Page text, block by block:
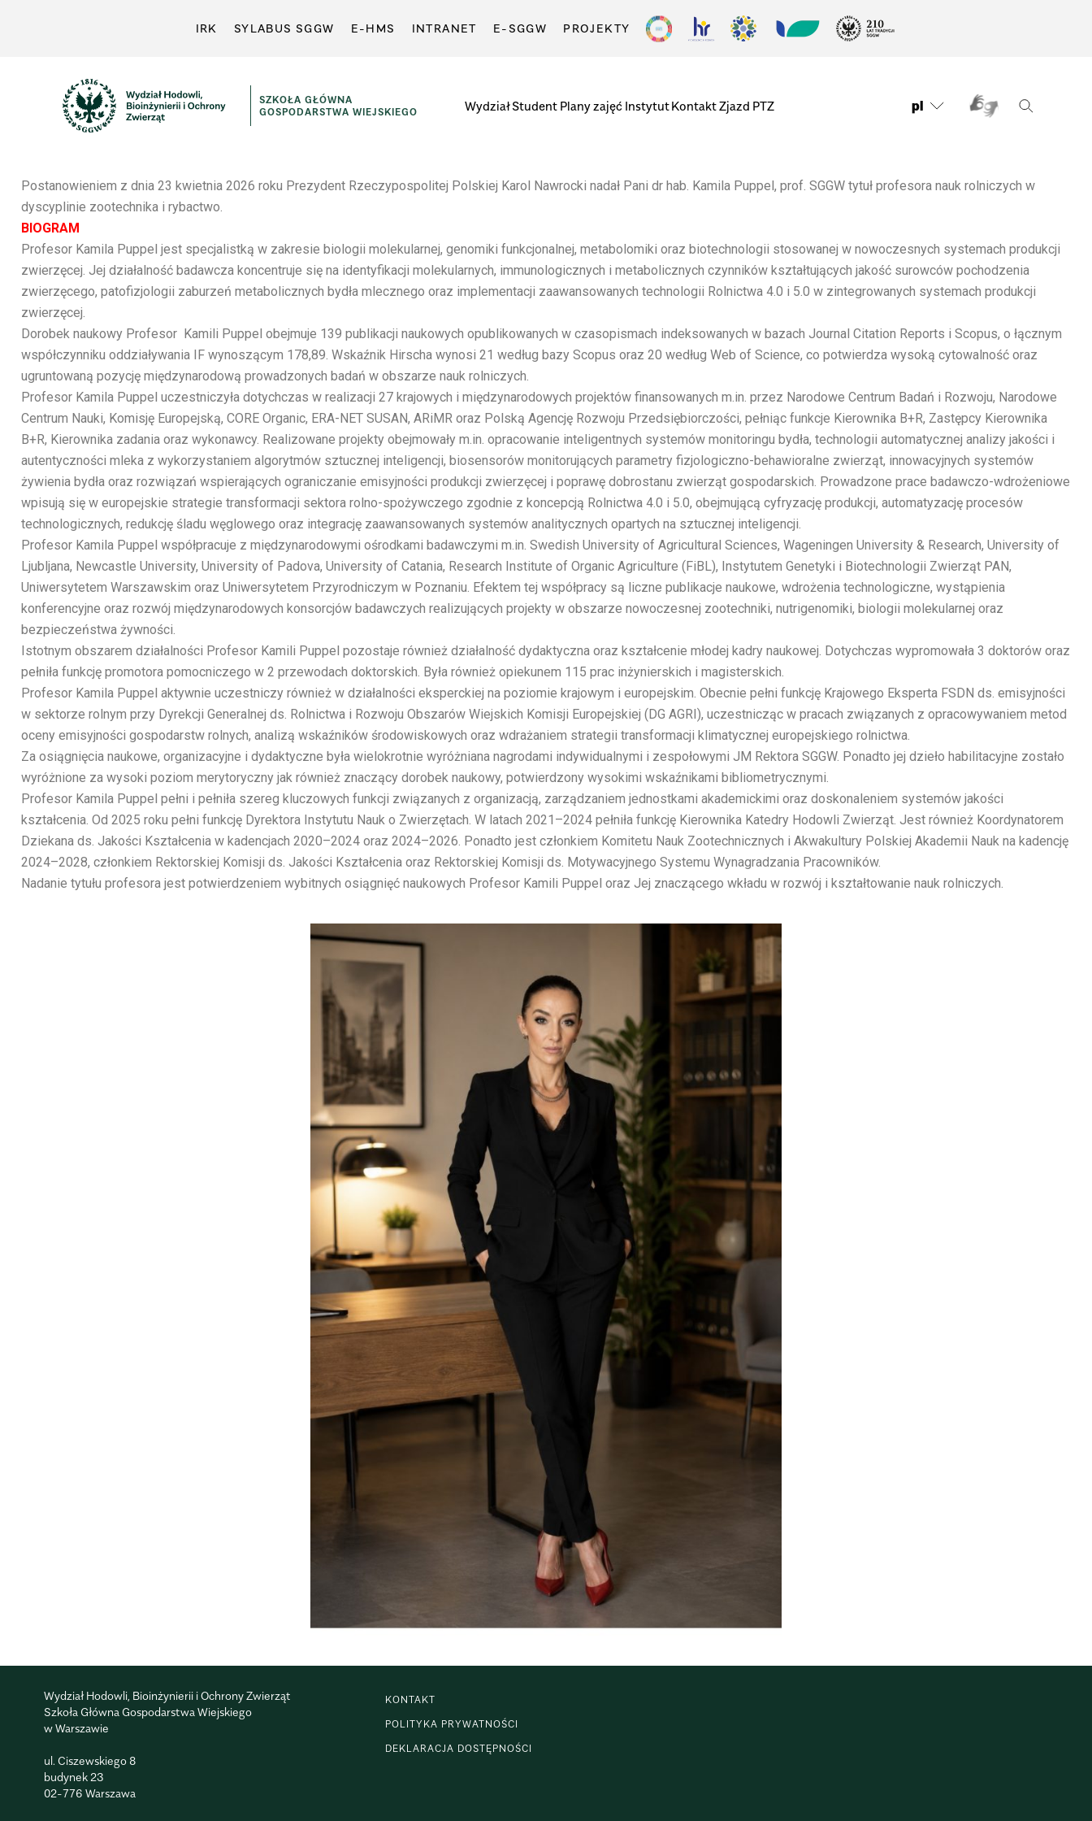
IRK SYLABUS SGGW E-HMS INTRANET E-SGGW PROJEKTY
SZKOŁA GŁÓWNA
GOSPODARSTWA WIEJSKIEGO
WydziałStudent Plany zajęć InstytutKontaktZjazd PTZ pl
Postanowieniem z dnia 23 kwietnia 2026 roku Prezydent Rzeczypospolitej Polskiej Karol Nawrocki nadał Pani dr hab. Kamila Puppel, prof. SGGW tytuł profesora nauk rolniczych w
dyscyplinie zootechnika i rybactwo.
BIOGRAM
Profesor Kamila Puppel jest specjalistką w zakresie biologii molekularnej, genomiki funkcjonalnej, metabolomiki oraz biotechnologii stosowanej w nowoczesnych systemach produkcji
zwierzęcej. Jej działalność badawcza koncentruje się na identyfikacji molekularnych, immunologicznych i metabolicznych czynników kształtujących jakość surowców pochodzenia
zwierzęcego, patofizjologii zaburzeń metabolicznych bydła mlecznego oraz implementacji zaawansowanych technologii Rolnictwa 4.0 i 5.0 w zintegrowanych systemach produkcji
zwierzęcej.
Dorobek naukowy Profesor Kamili Puppel obejmuje 139 publikacji naukowych opublikowanych w czasopismach indeksowanych w bazach Journal Citation Reports i Scopus, o łącznym
współczynniku oddziaływania IF wynoszącym 178,89. Wskaźnik Hirscha wynosi 21 według bazy Scopus oraz 20 według Web of Science, co potwierdza wysoką cytowalność oraz
ugruntowaną pozycję międzynarodową prowadzonych badań w obszarze nauk rolniczych.
Profesor Kamila Puppel uczestniczyła dotychczas w realizacji 27 krajowych i międzynarodowych projektów finansowanych m.in. przez Narodowe Centrum Badań i Rozwoju, Narodowe
Centrum Nauki, Komisję Europejską, CORE Organic, ERA-NET SUSAN, ARiMR oraz Polską Agencję Rozwoju Przedsiębiorczości, pełniąc funkcje Kierownika B+R, Zastępcy Kierownika
B+R, Kierownika zadania oraz wykonawcy. Realizowane projekty obejmowały m.in. opracowanie inteligentnych systemów monitoringu bydła, technologii automatycznej analizy jakości i
autentyczności mleka z wykorzystaniem algorytmów sztucznej inteligencji, biosensorów monitorujących parametry fizjologiczno-behawioralne zwierząt, innowacyjnych systemów
żywienia bydła oraz rozwiązań wspierających ograniczanie emisyjności produkcji zwierzęcej i poprawę dobrostanu zwierząt gospodarskich. Prowadzone prace badawczo-wdrożeniowe
wpisują się w europejskie strategie transformacji sektora rolno-spożywczego zgodnie z koncepcją Rolnictwa 4.0 i 5.0, obejmującą cyfryzację produkcji, automatyzację procesów
technologicznych, redukcję śladu węglowego oraz integrację zaawansowanych systemów analitycznych opartych na sztucznej inteligencji.
Profesor Kamila Puppel współpracuje z międzynarodowymi ośrodkami badawczymi m.in. Swedish University of Agricultural Sciences, Wageningen University & Research, University of
Ljubljana, Newcastle University, University of Padova, University of Catania, Research Institute of Organic Agriculture (FiBL), Instytutem Genetyki i Biotechnologii Zwierząt PAN,
Uniwersytetem Warszawskim oraz Uniwersytetem Przyrodniczym w Poznaniu. Efektem tej współpracy są liczne publikacje naukowe, wdrożenia technologiczne, wystąpienia
konferencyjne oraz rozwój międzynarodowych konsorcjów badawczych realizujących projekty w obszarze nowoczesnej zootechniki, nutrigenomiki, biologii molekularnej oraz
bezpieczeństwa żywności.
Istotnym obszarem działalności Profesor Kamili Puppel pozostaje również działalność dydaktyczna oraz kształcenie młodej kadry naukowej. Dotychczas wypromowała 3 doktorów oraz
pełniła funkcję promotora pomocniczego w 2 przewodach doktorskich. Była również opiekunem 115 prac inżynierskich i magisterskich.
Profesor Kamila Puppel aktywnie uczestniczy również w działalności eksperckiej na poziomie krajowym i europejskim. Obecnie pełni funkcję Krajowego Eksperta FSDN ds. emisyjności
w sektorze rolnym przy Dyrekcji Generalnej ds. Rolnictwa i Rozwoju Obszarów Wiejskich Komisji Europejskiej (DG AGRI), uczestnicząc w pracach związanych z opracowywaniem metod
oceny emisyjności gospodarstw rolnych, analizą wskaźników środowiskowych oraz wdrażaniem strategii transformacji klimatycznej europejskiego rolnictwa.
Za osiągnięcia naukowe, organizacyjne i dydaktyczne była wielokrotnie wyróżniana nagrodami indywidualnymi i zespołowymi JM Rektora SGGW. Ponadto jej dzieło habilitacyjne zostało
wyróżnione za wysoki poziom merytoryczny jak również znaczący dorobek naukowy, potwierdzony wysokimi wskaźnikami bibliometrycznymi.
Profesor Kamila Puppel pełni i pełniła szereg kluczowych funkcji związanych z organizacją, zarządzaniem jednostkami akademickimi oraz doskonaleniem systemów jakości
kształcenia. Od 2025 roku pełni funkcję Dyrektora Instytutu Nauk o Zwierzętach. W latach 2021–2024 pełniła funkcję Kierownika Katedry Hodowli Zwierząt. Jest również Koordynatorem
Dziekana ds. Jakości Kształcenia w kadencjach 2020–2024 oraz 2024–2026. Ponadto jest członkiem Komitetu Nauk Zootechnicznych i Akwakultury Polskiej Akademii Nauk na kadencję
2024–2028, członkiem Rektorskiej Komisji ds. Jakości Kształcenia oraz Rektorskiej Komisji ds. Motywacyjnego Systemu Wynagradzania Pracowników.
Nadanie tytułu profesora jest potwierdzeniem wybitnych osiągnięć naukowych Profesor Kamili Puppel oraz Jej znaczącego wkładu w rozwój i kształtowanie nauk rolniczych.
Wydział Hodowli, Bioinżynierii i Ochrony Zwierząt
Szkoła Główna Gospodarstwa Wiejskiego
w Warszawie
ul. Ciszewskiego 8
budynek 23
02-776 Warszawa
KONTAKT
POLITYKA PRYWATNOŚCI
DEKLARACJA DOSTĘPNOŚCI